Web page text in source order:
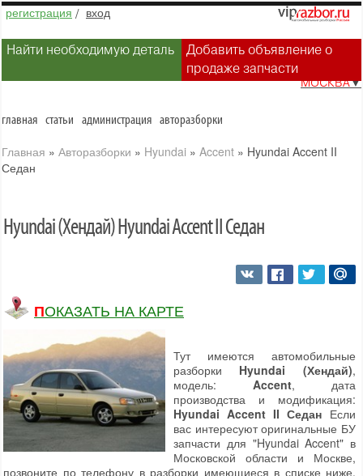
регистрация / вход
Найти необходимую деталь
Добавить объявление о
продаже запчасти
МОСКВА▼
главная статьи администрация авторазборки
Главная » Авторазборки » Hyundai » Accent » Hyundai Accent II
Седан
Hyundai (Хендай) Hyundai Accent II Седан
ПОКАЗАТЬ НА КАРТЕ
Тут имеются автомобильные
разборки Hyundai (Хендай),
модель: Accent, дата
производства и модификация:
Hyundai Accent II Седан Если
вас интересуют оригинальные БУ
запчасти для "Hyundai Accent" в
Московской области и Москве,
позвоните по телефону в разборки имеющиеся в списке ниже,